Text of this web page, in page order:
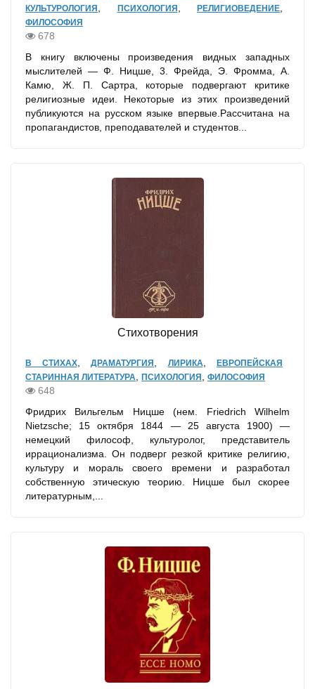
КУЛЬТУРОЛОГИЯ ПСИХОЛОГИЯ РЕЛИГИОВЕДЕНИЕ
ФИЛОСОФИЯ
678
В книгу включены произведения видных западных
мыслителей — Ф. Ницше, 3. Фрейда, Э. Фромма, А.
Камю, Ж. П. Сартра, которые подвергают критике
религиозные идеи. Некоторые из этих произведений
публикуются на русском языке впервые.Рассчитана на
пропагандистов, преподавателей и студентов...
Стихотворения
В СТИХАХ, ДРАМАТУРГИЯ ЛИРИКА
ЕВРОПЕЙСКАЯ
СТАРИННАЯ ЛИТЕРАТУРА
ПСИХОЛОГИЯ ФИЛОСОФИЯ
648
Фридрих Вильгельм Ницше (нем. Friedrich Wilhelm
Nietzsche; 15 октября 1844 — 25 августа 1900) —
немецкий философ, культуролог, представитель
иррационализма. Он подверг резкой критике религию,
культуру и мораль своего времени и разработал
собственную этическую теорию. Ницше был скорее
литературным,...